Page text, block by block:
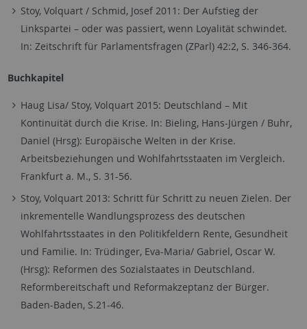
Stoy, Volquart / Schmid, Josef 2011: Der Aufstieg der
Linkspartei – oder was passiert, wenn Loyalität schwindet.
In: Zeitschrift für Parlamentsfragen (ZParl) 42:2, S. 346-364.
Buchkapitel
Haug Lisa/ Stoy, Volquart 2015: Deutschland – Mit
Kontinuität durch die Krise. In: Bieling, Hans-Jürgen / Buhr,
Daniel (Hrsg): Europäische Welten in der Krise.
Arbeitsbeziehungen und Wohlfahrtsstaaten im Vergleich.
Frankfurt a. M., S. 31-56.
Stoy, Volquart 2013: Schritt für Schritt zu neuen Zielen. Der
inkrementelle Wandlungsprozess des deutschen
Wohlfahrtsstaates in den Politikfeldern Rente, Gesundheit
und Familie. In: Trüdinger, Eva-Maria/ Gabriel, Oscar W.
(Hrsg): Reformen des Sozialstaates in Deutschland.
Reformbereitschaft und Reformakzeptanz der Bürger.
Baden-Baden, S.21-46.